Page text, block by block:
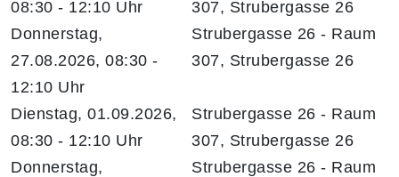
08:30 - 12:10 Uhr
307, Strubergasse 26
Donnerstag,
27.08.2026, 08:30 -
12:10 Uhr
Strubergasse 26 - Raum
307, Strubergasse 26
Dienstag, 01.09.2026,
08:30 - 12:10 Uhr
Strubergasse 26 - Raum
307, Strubergasse 26
Donnerstag,
Strubergasse 26 - Raum